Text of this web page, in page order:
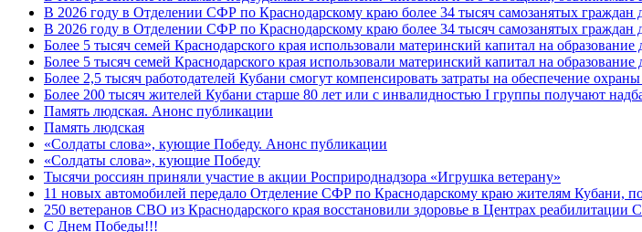
В 2026 году в Отделении СФР по Краснодарскому краю более 34 тысяч самозанятых
В 2026 году в Отделении СФР по Краснодарскому краю более 34 тысяч самозанятых
Более 5 тысяч семей Краснодарского края использовали материнский капитал на
Более 5 тысяч семей Краснодарского края использовали материнский капитал на образование
Более 2,5 тысяч работодателей Кубани смогут компенсировать затраты на обеспечение
Более 200 тысяч жителей Кубани старше 80 лет или с инвалидностью I группы получают
Память людская. Анонс публикации
Память людская
«Солдаты слова», кующие Победу. Анонс публикации
«Солдаты слова», кующие Победу
Тысячи россиян приняли участие в акции Росприроднадзора «Игрушка ветерану»
11 новых автомобилей передало Отделение СФР по Краснодарскому краю жителям Кубани,
250 ветеранов СВО из Краснодарского края восстановили здоровье в Центрах
С Днем Победы!!!